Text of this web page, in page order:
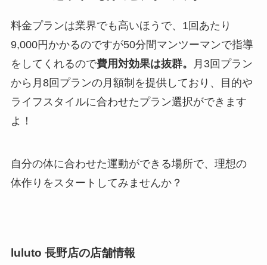
料金プランは業界でも高いほうで、1回あたり
9,000円かかるのですが50分間マンツーマンで指導
をしてくれるので費用対効果は抜群。
月3回プラン
から月8回プランの月額制を提供しており、目的や
ライフスタイルに合わせたプラン選択ができます
よ！
自分の体に合わせた運動ができる場所で、理想の
体作りをスタートしてみませんか？
luluto 長野店の店舗情報